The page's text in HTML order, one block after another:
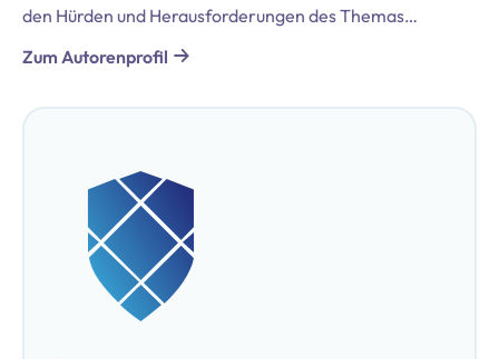
den Hürden und Herausforderungen des Themas
Datenschutz und der DSGVO zu unterstützen. Er bringt
umfassende Erfahrungen aus seiner Tätigkeit in der
Bregal Unternehmerkapital GmbH und McKinsey &
Datenschutzbeauftragter (TÜV & DEKRA).
Zum Autorenprofil